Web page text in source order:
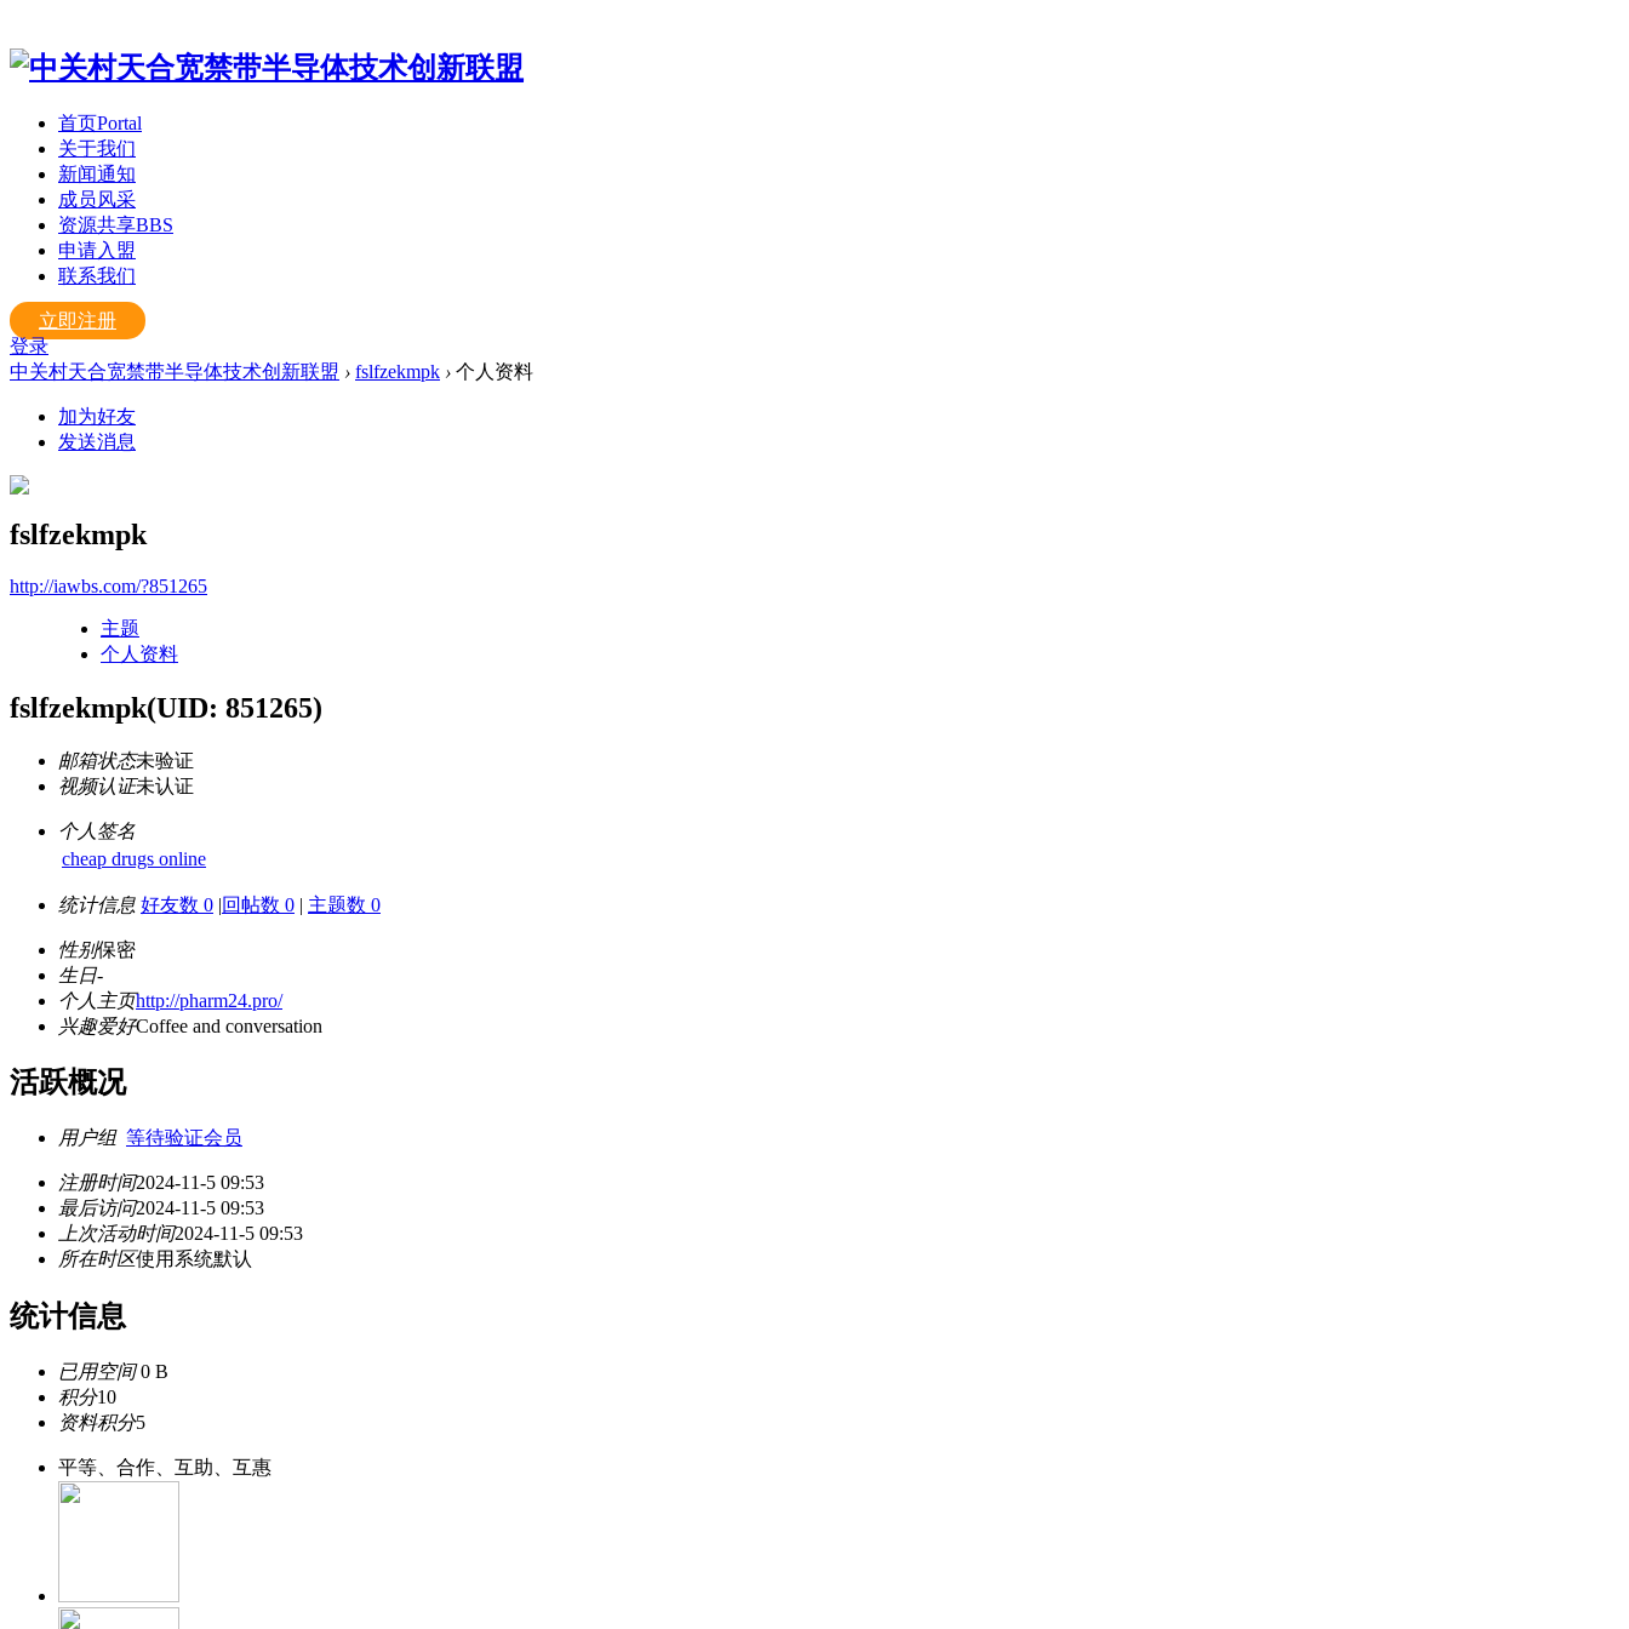
首页Portal
关于我们
新闻通知
成员风采
资源共享BBS
申请入盟
联系我们
立即注册
登录
中关村天合宽禁带半导体技术创新联盟 › fslfzekmpk › 个人资料
加为好友
发送消息
fslfzekmpk
http://iawbs.com/?851265
主题
个人资料
fslfzekmpk(UID: 851265)
邮箱状态未验证
视频认证未认证
个人签名
cheap drugs online
统计信息 好友数 0 |回帖数 0 | 主题数 0
性别保密
生日-
个人主页http://pharm24.pro/
兴趣爱好Coffee and conversation
活跃概况
用户组 等待验证会员
注册时间2024-11-5 09:53
最后访问2024-11-5 09:53
上次活动时间2024-11-5 09:53
所在时区使用系统默认
统计信息
已用空间0 B
积分10
资料积分5
平等、合作、互助、互惠